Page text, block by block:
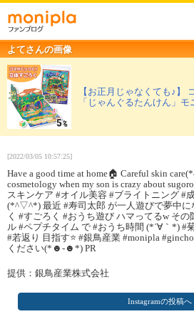
よてさんの画像
【お正月じゃなくても♪】
「じゃんぐるたんけん」
[2022/03/05 10:57:25]
Have a good time at home🏠 Careful skin
cosmetology when my son is crazy about
スキンケア #オイル美容 #ブライトニング #
(*^▽^*) 最近 #寿司太郎 が一人遊びで夢中に
く #すごろく #おうち遊び ハマってるw その
ル #ペプチタイム で #おうち時間 (*´∀｀*) #
#若返り 目指す⭐️ #銀鳥産業 #monipla
ください(*☻-☻*) PR
提供：銀鳥産業株式会社
Instagramの投稿へ